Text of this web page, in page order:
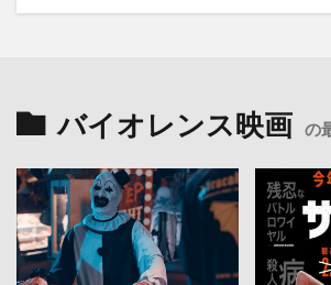
バイオレンス映画 の